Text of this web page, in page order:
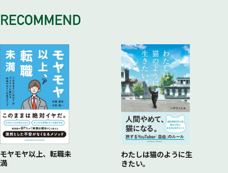
感情を発散する機会を持つ／週1回以上、声に出して笑うこと
ンスを上げる／「かわいい」写真をうまく活用する／スマホの
自撮りを日課にする
不安を上手にコントロールするには？
孤独になりやすい仕事環境／孤独とメンタルの関係／手軽に孤
独感を緩和するには／座りすぎの現代人／座りすぎと不安の関
係／不安は的中するのか？／不安を書き出す／不安の解釈を変
える／
マインドフルネスになる／「マインドフルネス・ストレス低減
法」とは？／
短期間のマインドフルネス瞑想でも効果あり
第1章まとめ
クリエイティブな人はサウナを習慣にする／サウナで「ととの
冷水シャワーを浴びる／音楽に触れる時間をつくる／「1人カ
ラオケ」の効果／ポストランチ・ディップとパワーナップ／
「うまくいったことエクササイズ」を習慣にする
クリエイティビティが発揮されやすい組織のカタチ
ビジネスパーソンが抱えるストレス／上司の公正さが部下の健
康を左右する／上司の良し悪しが部下の血圧にも影響／グーグ
ルも注目する「心理的安全性」とは？／「心理的安全性」が活
力を高める／ピクサーのクリエイティビティ・マネジメント／
心理的安全性を高めるブレストの工夫／エンパワーメント・リ
ーダーシップとクリエイティビティ／クリエイティブな目標を
伝染させる
かす／ToDoリストのメリットとデメリット／「不足」がクリ
／デスクワークで行き詰まったら「距離をとる」／心理的距離
が大きいほど抽象思考に／行き詰まったら注意の範囲を広げる
／適度な環境音がアイデアを生む／あえて整理整頓しない／快
適な服装でアクティブに行動する／服の柔らかさが発想の柔軟
性につながる?!／仕事のクリエイティビティが健康を左右する
第3章まとめ
は「保存」／日常生活で「挑戦」の機会をつくり出す／仕事で
知の体験を積む／ワーケーションで非日常を体験する／クリエ
イティブな仕事はワーケーション初日にする／「慣れ」を回避
して生産性を高める／「駅ナカオフィス」で集中力を高める／
カフェでの仕事はクリエイティビティを高める／本来のクリエ
イティビティを取り戻す
起業家とクリエイティビティ
起業家を取り巻く不確実な環境／クリエイティビティは警戒さ
れる？／クリエイティブな起業家の心得① 判断を急がない／
クリエイティブな起業家の心得② ワーキングメモリを鍛える
／クリエイティブな起業家の心得③ 良質な睡眠をとる／睡眠
の質を上げるためにできること／レム睡眠がクリエイティビテ
「感謝の日記」の効果
どこで満足するか？
第5章まとめ
モヤモヤ以上、転職未
満
わたしは猫のように生
きたい。